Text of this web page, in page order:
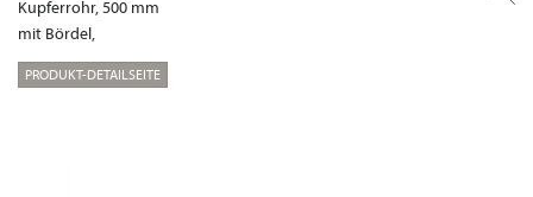
Kupferrohr, 500 mm
mit Bördel,
PRODUKT-DETAILSEITE